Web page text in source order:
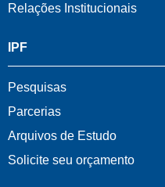
Relações Institucionais
IPF
Pesquisas
Parcerias
Arquivos de Estudo
Solicite seu orçamento